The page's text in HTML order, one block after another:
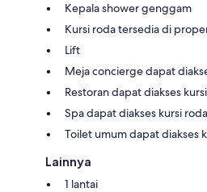
Kepala shower genggam
Kursi roda tersedia di
Lift
Meja concierge dapat
Restoran dapat diakses
Spa dapat diakses kursi roda
Toilet umum dapat diakses
Lainnya
1 lantai